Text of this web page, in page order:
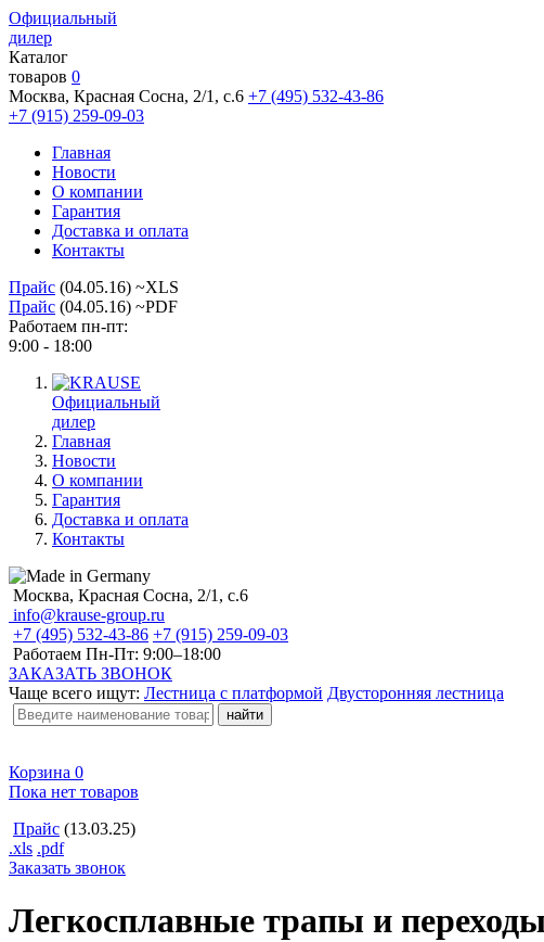
Официальный
дилер
Каталог
товаров 0
Москва, Красная Сосна, 2/1, с.6 +7 (495) 532-43-86
+7 (915) 259-09-03
Главная
Новости
О компании
Гарантия
Доставка и оплата
Контакты
Прайс (04.05.16) ~XLS
Прайс (04.05.16) ~PDF
Работаем пн-пт:
9:00 - 18:00
Официальный
дилер
Главная
Новости
О компании
Гарантия
Доставка и оплата
Контакты
Москва, Красная Сосна, 2/1, с.6
info@krause-group.ru
+7 (495) 532-43-86 +7 (915) 259-09-03
Работаем Пн-Пт: 9:00–18:00
ЗАКАЗАТЬ ЗВОНОК
Чаще всего ищут: Лестница с платформой Двусторонняя лестница
Корзина 0
Пока нет товаров
Прайс (13.03.25)
.xls .pdf
Заказать звонок
Легкосплавные трапы и